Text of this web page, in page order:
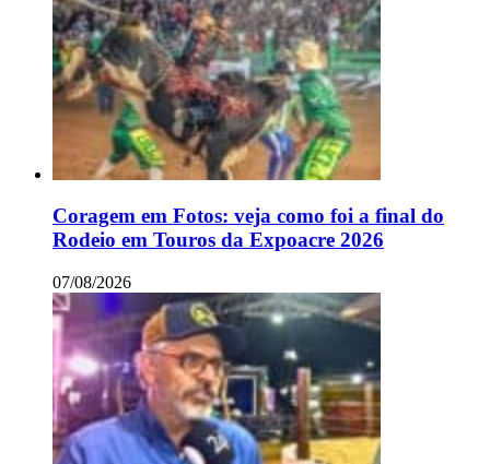
Coragem em Fotos: veja como foi a final do
Rodeio em Touros da Expoacre 2026
07/08/2026